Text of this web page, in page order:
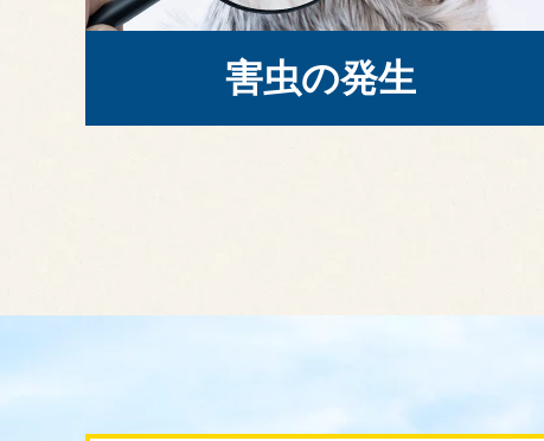
害虫の発生